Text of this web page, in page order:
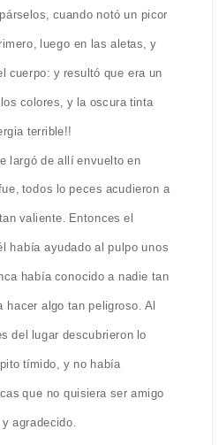
cuando notó un picor
luego en las aletas, y
cuerpo: y resultó que era un
colores, y la oscura tinta
terrible!!
largó de allí envuelto en
todos lo peces acudieron a
valiente. Entonces el
había ayudado al pulpo unos
había conocido a nadie tan
algo tan peligroso. Al
del lugar descubrieron lo
tímido, y no había
que no quisiera ser amigo
agradecido.